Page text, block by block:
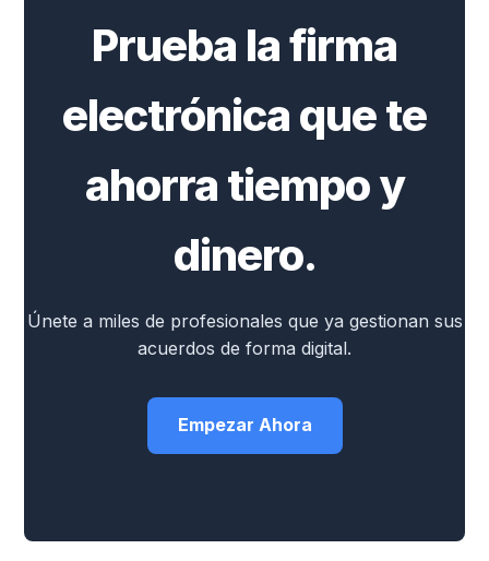
Prueba la firma
electrónica que te
ahorra tiempo y
dinero.
Únete a miles de profesionales que ya gestionan sus
acuerdos de forma digital.
Empezar Ahora